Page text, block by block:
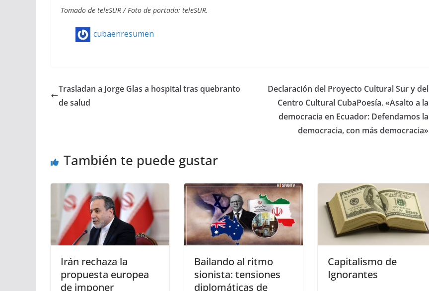
Tomado de teleSUR / Foto de portada: teleSUR.
cubaenresumen
Trasladan a Jorge Glas a hospital tras quebranto
de salud
Declaración del Proyecto Cultural Sur y del
Centro Cultural CubaPoesía. «Asalto a la
democracia en Ecuador: Defendamos la
democracia, con más democracia»
También te puede gustar
Irán rechaza la
propuesta europea
de imponer
Bailando al ritmo
sionista: tensiones
diplomáticas de
Capitalismo de
Ignorantes